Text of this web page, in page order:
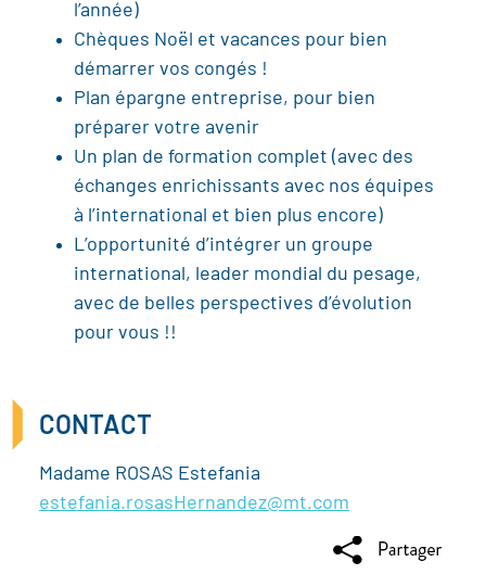
l’année)
Chèques Noël et vacances pour bien
démarrer vos congés !
Plan épargne entreprise, pour bien
préparer votre avenir
Un plan de formation complet (avec des
échanges enrichissants avec nos équipes
à l’international et bien plus encore)
L’opportunité d’intégrer un groupe
international, leader mondial du pesage,
avec de belles perspectives d’évolution
pour vous !!
CONTACT
Madame ROSAS Estefania
estefania.rosasHernandez@mt.com